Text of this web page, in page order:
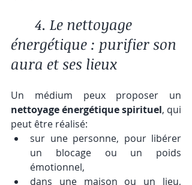
énergétique : purifier son
aura et ses lieux
nettoyage énergétique spirituel, qui
peut être réalisé:
sur une personne, pour libérer
un blocage ou un poids
émotionnel,
dans une maison ou un lieu,